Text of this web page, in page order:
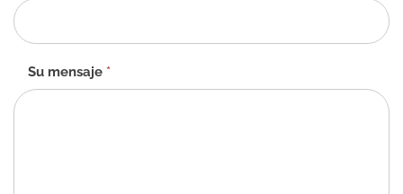
Su mensaje *